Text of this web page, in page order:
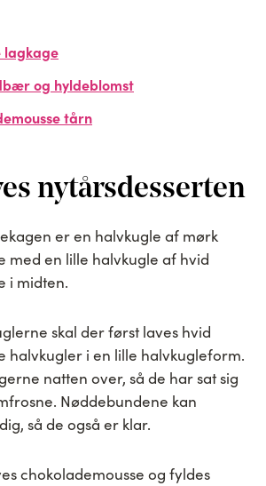
lagkage
og hyldeblomst
tårn
nytårsdesserten
er en halvkugle af mørk
med en lille halvkugle af hvid
i midten.
skal der først laves hvid
halvkugler i en lille halvkugleform.
natten over, så de har sat sig
Nøddebundene kan
så de også er klar.
chokolademousse og fyldes